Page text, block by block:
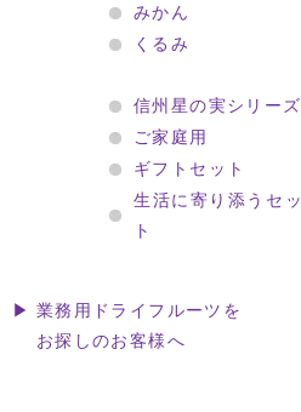
みかん
くるみ
信州星の実シリーズ
ご家庭用
ギフトセット
生活に寄り添うセッ
ト
▶ 業務用ドライフルーツを
お探しのお客様へ